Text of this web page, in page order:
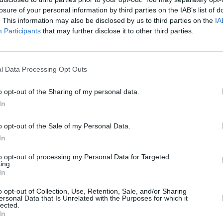
of your personal information by third parties on the IAB’s list of
This information may also be disclosed by us to third parties on the
Participants that may further disclose it to other third parties.
Data Processing Opt Outs
opt-out of the Sharing of my personal data.
opt-out of the Sale of my Personal Data.
opt-out of processing my Personal Data for Targeted
opt-out of Collection, Use, Retention, Sale, and/or Sharing
Data that Is Unrelated with the Purposes for which it
Syyskuun keskilämpötila Neptunissa
Vuosi
Vuorokauden
keskilämpötila
lämpötila
2011
2014
20 ℃ 17 ℃
22 ℃
2015